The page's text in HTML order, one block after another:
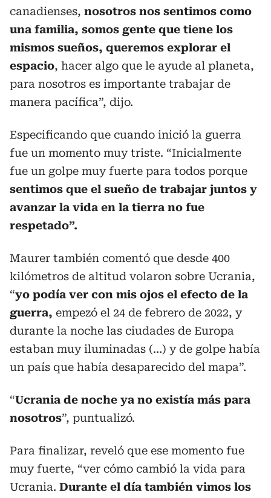
canadienses, nosotros nos sentimos como
una familia, somos gente que tiene los
mismos sueños, queremos explorar el
espacio, hacer algo que le ayude al planeta,
para nosotros es importante trabajar de
manera pacífica”, dijo.
Especificando que cuando inició la guerra
fue un momento muy triste. “Inicialmente
fue un golpe muy fuerte para todos porque
sentimos que el sueño de trabajar juntos y
avanzar la vida en la tierra no fue
respetado”.
Maurer también comentó que desde 400
kilómetros de altitud volaron sobre Ucrania,
“yo podía ver con mis ojos el efecto de la
guerra, empezó el 24 de febrero de 2022, y
durante la noche las ciudades de Europa
estaban muy iluminadas (…) y de golpe había
un país que había desaparecido del mapa”.
“Ucrania de noche ya no existía más para
nosotros”, puntualizó.
Para finalizar, reveló que ese momento fue
muy fuerte, “ver cómo cambió la vida para
Ucrania. Durante el día también vimos los